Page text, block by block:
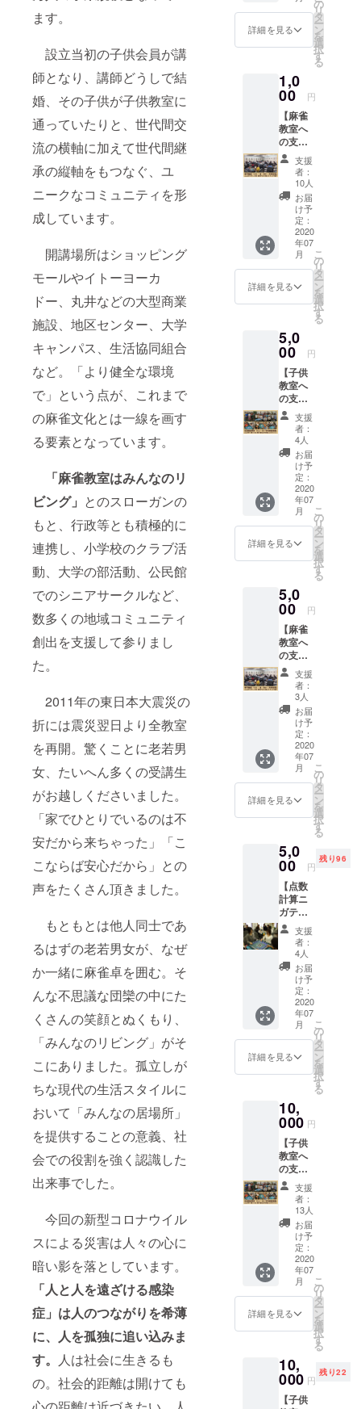
ます。
設立当初の子供会員が講
師となり、講師どうしで結
婚、その子供が子供教室に
通っていたりと、世代間交
流の横軸に加えて世代間継
承の縦軸をもつなぐ、ユ
ニークなコミュニティを形
成しています。
開講場所はショッピング
モールやイトーヨーカ
ドー、丸井などの大型商業
施設、地区センター、大学
キャンパス、生活協同組合
など。「より健全な環境
で」という点が、これまで
の麻雀文化とは一線を画す
る要素となっています。
「麻雀教室はみんなのリ
ビング」 とのスローガンの
もと、行政等とも積極的に
連携し、小学校のクラブ活
動、大学の部活動、公民館
でのシニアサークルなど、
数多くの地域コミュニティ
創出を支援して参りまし
た。
2011年の東日本大震災の
折には震災翌日より全教室
を再開。驚くことに老若男
女、たいへん多くの受講生
がお越しくださいました。
「家でひとりでいるのは不
安だから来ちゃった」「こ
こならば安心だから」との
声をたくさん頂きました。
もともとは他人同士であ
るはずの老若男女が、なぜ
か一緒に麻雀卓を囲む。そ
んな不思議な団欒の中にた
くさんの笑顔とぬくもり、
「みんなのリビング」がそ
こにありました。孤立しが
ちな現代の生活スタイルに
おいて「みんなの居場所」
を提供することの意義、社
会での役割を強く認識した
出来事でした。
今回の新型コロナウイル
スによる災害は人々の心に
暗い影を落としています。
「人と人を遠ざける感染
症」は人のつながりを希薄
に、人を孤独に追い込みま
す。 人は社会に生きるも
の。社会的距離は開けても
になる！」
と元気に叫
び、親もそ
笑ましく見
守ってくだ
さる時代
に。とはい
え、まだま
だ過去のイ
メージは払
拭されたと
はいえず、
いまだ世間
の風は麻雀
文化に冷た
の世界麻雀
選手権で日
本代表とな
り銅メダル
を獲得する
まで、親族
を含めた周
囲の理解を
得るのに苦
心してきま
した。日本
での麻雀の
歴史はわず
か100余年。
麻雀文化が
明るい日差
しのもとで
広まるよう
に「子供か
らシニアま
で気軽に覚
えて楽しめ
ミュニ
ティ」普及
に人生をall-
inします。
ティア
で実施
してい
ます。
を中心
に毎回
30-40名
の参加
があり
ます。
他に一
般会員
（保護
者）と
一緒に
受講で
きる環
境を専
門施設
12校で
常時提
の福祉
事業を
守り、
さらに
他の地
域にも
広げて
ゆくた
めにご
支援を
お願い
致しま
す。 ★
お礼状
（pdf）
を弊社
事務局
mail.co
m より
メール
にて送
ります
（2020
年7月
中）
詳細を見る
の
リ
タ
ー
ン
を
選
択
す
る
1,0
00 円
【麻雀
教室へ
の支援
金】
2018年
度より
イトー
ヨーカ
ドーや
丸井な
どの大
型商業
施設へ
出店。
過去百
年の麻
り巻く
環境、
社会で
の立ち
位置か
ら脱却
し、子
供でも
安心し
て通え
るよう
な、よ
り広く
社会に
認知さ
れうる
業態へ
新的な
アプ
ローチ
で社会
に根を
張り巡
らせよ
うとし
ていま
す。麻
雀文化
の未来
を築く
施設事
業へご
支援を
お願い
（pdf）
を弊社
事務局
neuron
1997o
ffice@g
mail.co
m より
メール
にて送
ります
（2020
年7月
中）
支援
者：
10人
お届
け予
定：
2020
年07
月
詳細を見る
こ
の
リ
タ
ー
ン
を
選
択
す
る
5,0
00 円
【子供
教室へ
の支援
金】現
在、子
供専用
講座を
東京で
月2回、
大阪で
月1回、
ボラン
ティア
で実施
してい
ます。
を中心
に毎回
30-40名
の参加
があり
ます。
他に一
般会員
（保護
者）と
一緒に
受講で
きる環
境を専
門施設
12校で
常時提
の福祉
事業を
守り、
さらに
他の地
域にも
広げて
ゆくた
めにご
支援を
お願い
致しま
す。 ★
お礼状
（pdf）
を弊社
事務局
mail.co
m より
メール
にて送
ります
（2020
年7月
中） ★
ご希望
の方に
オリジ
ナルマ
グカッ
プを進
呈。受
は
ニュー
クール
専門施
設にて
（受け
支援
者：
4人
お届
け予
定：
2020
年07
月
詳細を見る
こ
の
リ
タ
ー
ン
を
選
択
す
る
5,0
00 円
【麻雀
教室へ
の支援
金】
2018年
度より
イトー
ヨーカ
ドーや
丸井な
どの大
型商業
施設へ
出店。
過去百
年の麻
り巻く
環境、
社会で
の立ち
位置か
ら脱却
し、子
供でも
安心し
て通え
るよう
な、よ
り広く
社会に
認知さ
れうる
業態へ
新的な
アプ
ローチ
で社会
に根を
張り巡
らせよ
うとし
ていま
す。麻
雀文化
の未来
を築く
施設事
業へご
支援を
お願い
（pdf）
を弊社
事務局
neuron
支援
者：
3人
お届
け予
定：
2020
年07
月
詳細を見る
こ
の
リ
タ
ー
ン
を
選
択
す
る
5,0
00 円
残り96
【点数
計算ニ
ガテＯ
Ｋの麻
雀大
会】気
軽に楽
しめる
親睦大
会「月
例祭」
にご参
加いた
だけま
す。
「参加
ト3000
円相当
＋オリ
ジナル
マグ
カッ
プ」を
ご予約
いただ
いた校
舎にて
進呈
（開催
当日
可）。
対象は
基本的
点数計
算がだ
いたい
出来る
支援
者：
4人
お届
け予
定：
2020
年07
月
詳細を見る
こ
の
リ
タ
ー
ン
を
選
択
す
る
10,
000 円
【子供
教室へ
の支援
金】現
在、子
供専用
講座を
東京で
月2回、
大阪で
月1回、
ボラン
ティア
で実施
してい
ます。
を中心
に毎回
30-40名
の参加
支援
者：
13人
お届
け予
定：
2020
年07
月
詳細を見る
こ
の
リ
タ
ー
ン
を
選
択
す
る
10,
000 円
残り22
【子供